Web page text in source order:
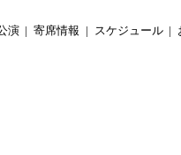
演 寄席情報 スケジュール